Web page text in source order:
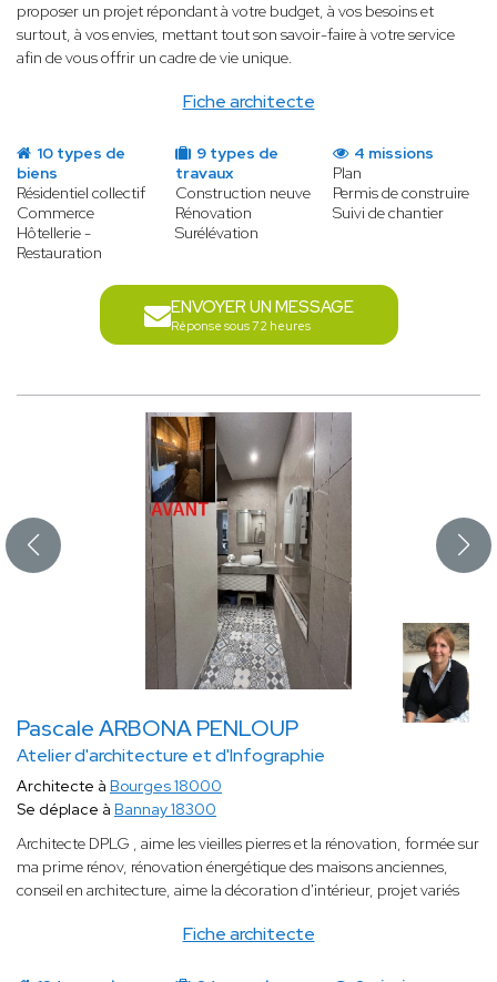
Fiche architecte
proposer un projet répondant à votre budget, à vos besoins et
surtout, à vos envies, mettant tout son savoir-faire à votre service
afin de vous offrir un cadre de vie unique.
10 types de
biens
Résidentiel collectif
Commerce
Hôtellerie -
Restauration
9 types de
travaux
Construction neuve
Rénovation
Surélévation
4 missions
Plan
Permis de construire
Suivi de chantier
ENVOYER UN MESSAGE
Réponse sous 72 heures
Pascale ARBONA PENLOUP
Atelier d'architecture et d'Infographie
Fiche architecte
Architecte à Bourges 18000
Se déplace à Bannay 18300
Architecte DPLG , aime les vieilles pierres et la rénovation, formée sur
ma prime rénov, rénovation énergétique des maisons anciennes,
conseil en architecture, aime la décoration d'intérieur, projet variés